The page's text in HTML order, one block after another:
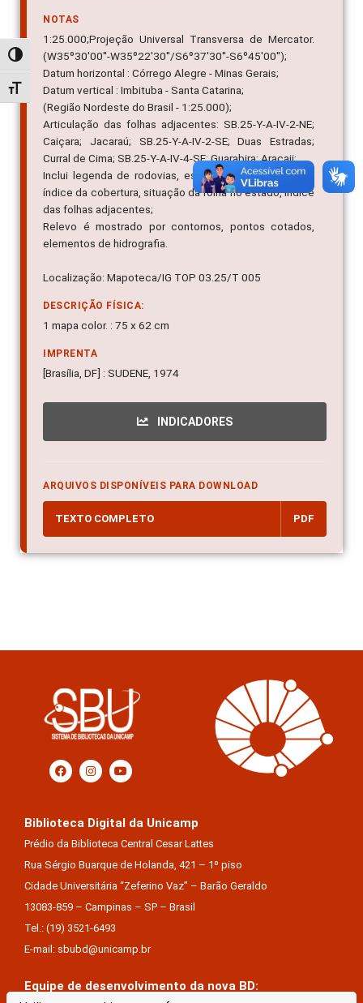
Alternar alto contraste
Alternar tamanho da fonte
NOTAS
1:25.000;Projeção Universal Transversa de Mercator.
(W35º30'00''-W35º22'30''/S6º37'30''-S6º45'00'');
Datum horizontal : Córrego Alegre - Minas Gerais;
Datum vertical : Imbituba - Santa Catarina;
(Região Nordeste do Brasil - 1:25.000);
Articulação das folhas adjacentes: SB.25-Y-A-IV-2-NE;
Caiçara; Jacaraú; SB.25-Y-A-IV-2-SE; Duas Estradas;
Curral de Cima; SB.25-Y-A-IV-4-SE; Guarabira; Araçaji;
Inclui legenda de rodovias, estradas de ferro, limites,
índice da cobertura, situação da folha no estado, índice
das folhas adjacentes;
Relevo é mostrado por contornos, pontos cotados,
elementos de hidrografia.
Localização: Mapoteca/IG TOP 03.25/T 005
DESCRIÇÃO FÍSICA:
1 mapa color. : 75 x 62 cm
IMPRENTA
[Brasília, DF] : SUDENE, 1974
INDICADORES
ARQUIVOS DISPONÍVEIS PARA DOWNLOAD
TEXTO COMPLETO PDF
Biblioteca Digital da Unicamp
Prédio da Biblioteca Central Cesar Lattes
Rua Sérgio Buarque de Holanda, 421 – 1º piso
Cidade Universitária “Zeferino Vaz” – Barão Geraldo
13083-859 – Campinas – SP – Brasil
Tel.: (19) 3521-6493
E-mail: sbubd@unicamp.br
Equipe de desenvolvimento da nova BD: